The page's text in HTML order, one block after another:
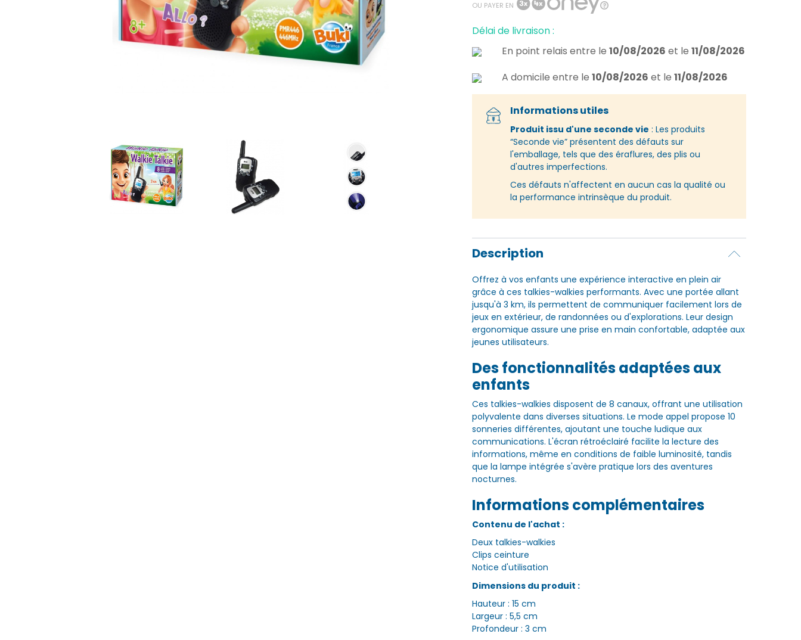
OU PAYER EN
Délai de livraison :
En point relais entre le 10/08/2026 et le 11/08/2026
A domicile entre le 10/08/2026 et le 11/08/2026
Informations utiles
Produit issu d'une seconde vie : Les produits
“Seconde vie” présentent des défauts sur
l'emballage, tels que des éraflures, des plis ou
d'autres imperfections.
Ces défauts n'affectent en aucun cas la qualité ou
la performance intrinsèque du produit.
Description
Offrez à vos enfants une expérience interactive en plein air
grâce à ces talkies-walkies performants. Avec une portée allant
jusqu'à 3 km, ils permettent de communiquer facilement lors de
jeux en extérieur, de randonnées ou d'explorations. Leur design
ergonomique assure une prise en main confortable, adaptée aux
jeunes utilisateurs.
Des fonctionnalités adaptées aux
enfants
Ces talkies-walkies disposent de 8 canaux, offrant une utilisation
polyvalente dans diverses situations. Le mode appel propose 10
sonneries différentes, ajoutant une touche ludique aux
communications. L'écran rétroéclairé facilite la lecture des
informations, même en conditions de faible luminosité, tandis
que la lampe intégrée s'avère pratique lors des aventures
nocturnes.
Informations complémentaires
Contenu de l'achat :
Deux talkies-walkies
Clips ceinture
Notice d'utilisation
Dimensions du produit :
Hauteur : 15 cm
Largeur : 5,5 cm
Profondeur : 3 cm